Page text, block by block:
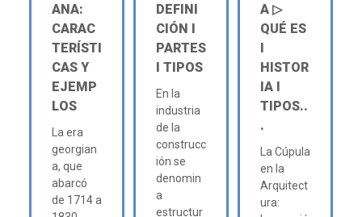
ANA:
CARAC
TERÍSTI
CAS Y
EJEMP
LOS
La era
georgian
a, que
abarcó
de 1714 a
DEFINI
CIÓN Ι
PARTES
Ι TIPOS
En la
industria
de la
construcc
ión se
denomin
a
estructur
A ▷
QUÉ ES
Ι
HISTOR
IA Ι
TIPOS..
.
La Cúpula
en la
Arquitect
ura: